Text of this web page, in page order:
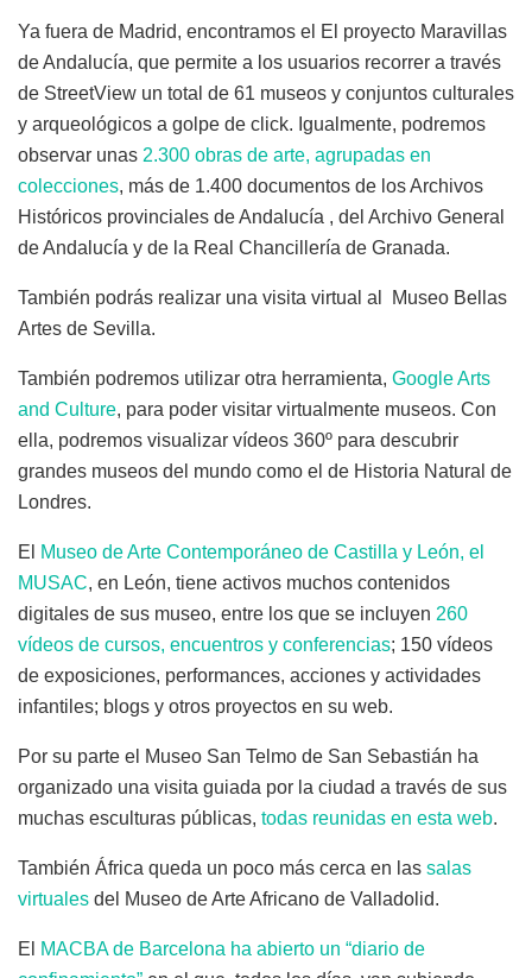
Ya fuera de Madrid, encontramos el El proyecto Maravillas
de Andalucía, que permite a los usuarios recorrer a través
de StreetView un total de 61 museos y conjuntos culturales
y arqueológicos a golpe de click. Igualmente, podremos
observar unas 2.300 obras de arte, agrupadas en
colecciones, más de 1.400 documentos de los Archivos
Históricos provinciales de Andalucía , del Archivo General
de Andalucía y de la Real Chancillería de Granada.
También podrás realizar una visita virtual al Museo Bellas
Artes de Sevilla.
También podremos utilizar otra herramienta, Google Arts
and Culture, para poder visitar virtualmente museos. Con
ella, podremos visualizar vídeos 360º para descubrir
grandes museos del mundo como el de Historia Natural de
Londres.
El
Museo de Arte Contemporáneo de Castilla y León, el
MUSAC, en León, tiene activos muchos contenidos
digitales de sus museo, entre los que se incluyen 260
vídeos de cursos, encuentros y conferencias; 150 vídeos
de exposiciones, performances, acciones y actividades
infantiles; blogs y otros proyectos en su web.
Por su parte el Museo San Telmo de San Sebastián ha
organizado una visita guiada por la ciudad a través de sus
muchas esculturas públicas, todas reunidas en esta web.
También África queda un poco más cerca en las salas
virtuales del Museo de Arte Africano de Valladolid.
El
MACBA de Barcelona ha abierto un “diario de